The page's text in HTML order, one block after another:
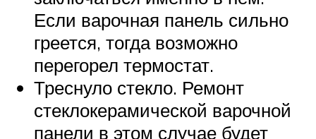
Если варочная панель сильно
греется, тогда возможно
перегорел термостат.
Треснуло стекло. Ремонт
стеклокерамической варочной
панели в этом случае будет